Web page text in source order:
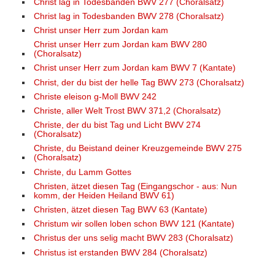
Christ lag in Todesbanden BWV 277 (Choralsatz)
Christ lag in Todesbanden BWV 278 (Choralsatz)
Christ unser Herr zum Jordan kam
Christ unser Herr zum Jordan kam BWV 280
(Choralsatz)
Christ unser Herr zum Jordan kam BWV 7 (Kantate)
Christ, der du bist der helle Tag BWV 273 (Choralsatz)
Christe eleison g-Moll BWV 242
Christe, aller Welt Trost BWV 371,2 (Choralsatz)
Christe, der du bist Tag und Licht BWV 274
(Choralsatz)
Christe, du Beistand deiner Kreuzgemeinde BWV 275
(Choralsatz)
Christe, du Lamm Gottes
Christen, ätzet diesen Tag (Eingangschor - aus: Nun
komm, der Heiden Heiland BWV 61)
Christen, ätzet diesen Tag BWV 63 (Kantate)
Christum wir sollen loben schon BWV 121 (Kantate)
Christus der uns selig macht BWV 283 (Choralsatz)
Christus ist erstanden BWV 284 (Choralsatz)